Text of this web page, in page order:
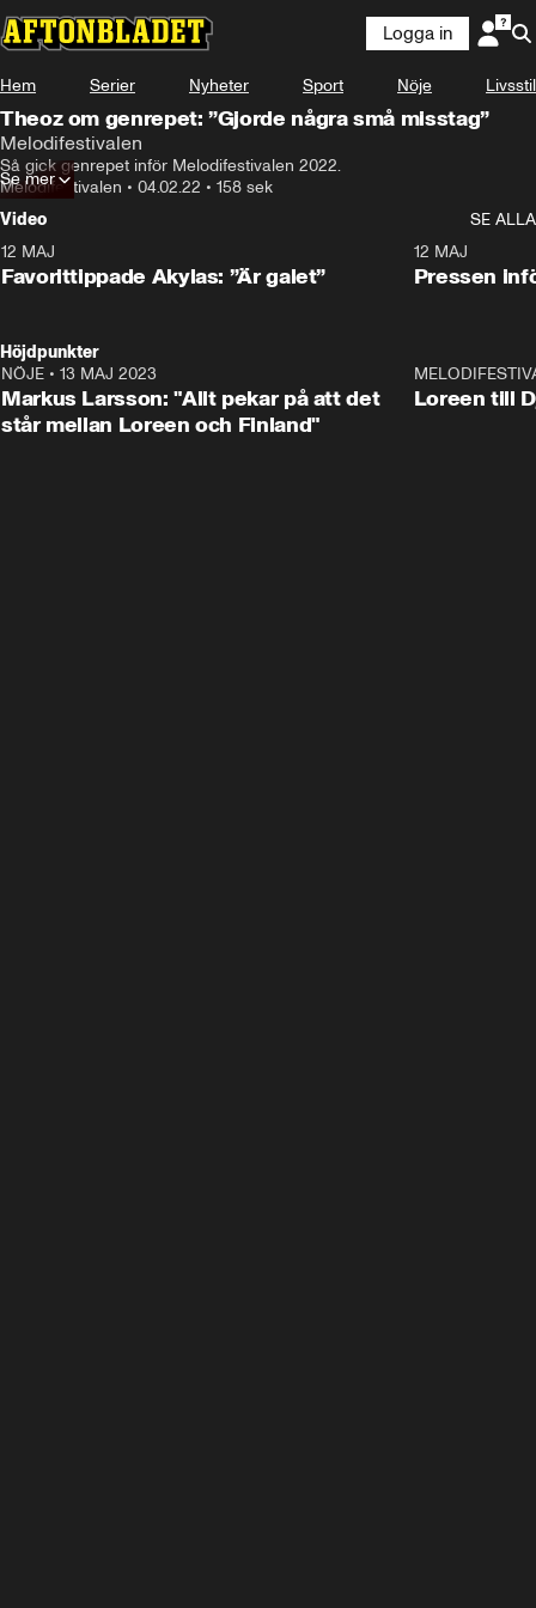
Logga in
Hem Serier Nyheter Sport Nöje Livsstil
Theoz om genrepet: ”Gjorde några små misstag”
Melodifestivalen
Så gick genrepet inför Melodifestivalen 2022.
Melodifestivalen • 04.02.22 • 158 sek
Se mer
Video
SE ALLA
12 MAJ
Favorittippade Akylas: ”Är galet”
12 MAJ
Pressen
Höjdpunkter
NÖJE • 13 MAJ 2023
Markus Larsson: "Allt pekar på att det
står mellan Loreen och Finland"
Loreen till